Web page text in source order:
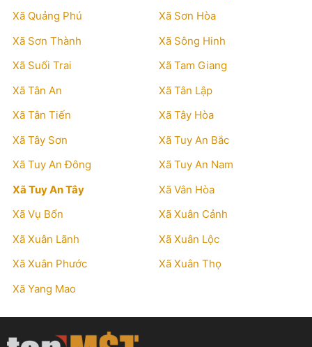
Xã Quảng Phú
Xã Sơn Hòa
Xã Sơn Thành
Xã Sông Hinh
Xã Suối Trai
Xã Tam Giang
Xã Tân An
Xã Tân Lập
Xã Tân Tiến
Xã Tây Hòa
Xã Tây Sơn
Xã Tuy An Bắc
Xã Tuy An Đông
Xã Tuy An Nam
Xã Tuy An Tây
Xã Vân Hòa
Xã Vụ Bổn
Xã Xuân Cảnh
Xã Xuân Lãnh
Xã Xuân Lộc
Xã Xuân Phước
Xã Xuân Thọ
Xã Yang Mao